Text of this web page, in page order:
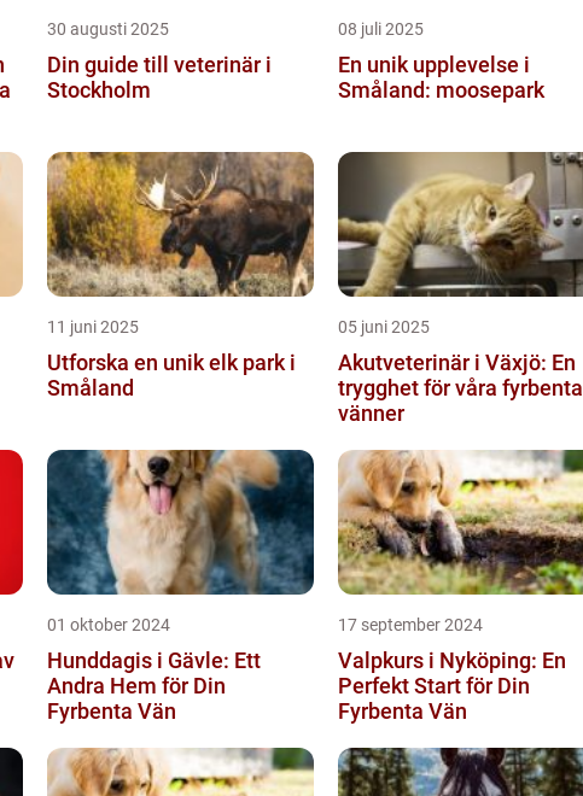
30 augusti 2025
Din guide till veterinär i
Stockholm
08 juli 2025
En unik upplevelse i
Småland: moosepark
11 juni 2025
Utforska en unik elk park i
Småland
05 juni 2025
Akutveterinär i Växjö: En
trygghet för våra fyrbenta
vänner
01 oktober 2024
Hunddagis i Gävle: Ett
Andra Hem för Din
Fyrbenta Vän
17 september 2024
Valpkurs i Nyköping: En
Perfekt Start för Din
Fyrbenta Vän